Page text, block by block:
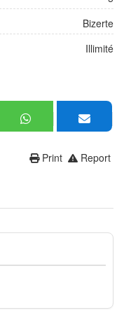
Bizerte
Illimité
Report
Print